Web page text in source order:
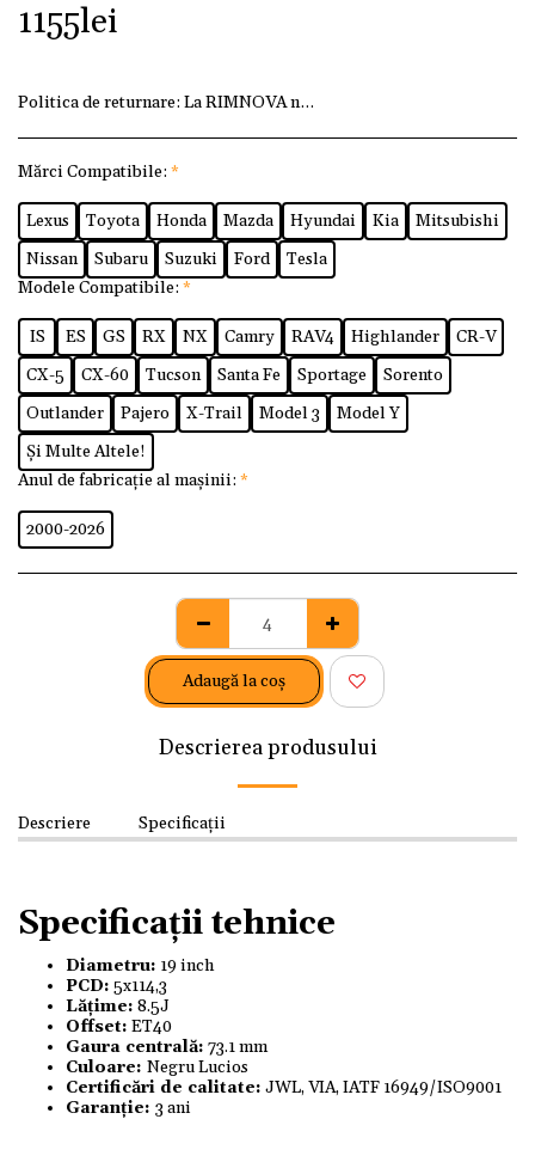
1155lei
Politica de returnare: La RIMNOVA ne dorim ca fiecare
Mărci Compatibile: *
Lexus Toyota Honda Mazda Hyundai Kia
Mitsubishi
Nissan
Subaru Suzuki Ford
Tesla
Modele Compatibile: *
IS ES GS RX NX Camry RAV4 Highlander
CR-V
CX-5
CX-60 Tucson Santa Fe Sportage
Sorento
Outlander
Pajero X-Trail Model 3
Model Y
Și Multe Altele!
Anul de fabricație al mașinii: *
2000-2026
Adaugă la coş
Descrierea produsului
Descriere Specificații
Specificații tehnice
Diametru: 19 inch
PCD: 5x114,3
Lățime: 8.5J
Offset: ET40
Gaura centrală: 73.1 mm
Culoare: Negru Lucios
Certificări de calitate: JWL, VIA, IATF 16949/ISO9001
Garanție: 3 ani